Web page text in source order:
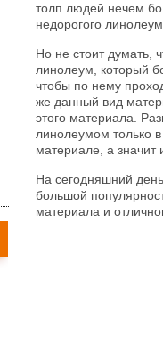
толп людей нечем
недорогого
Но не стоит думать,
линолеум, который
чтобы по нему
же данный вид
этого материала.
линолеумом только в
материале, а значит
На сегодняшний
большой
материала и